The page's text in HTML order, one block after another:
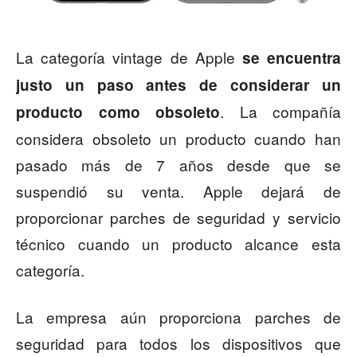
La categoría vintage de Apple se encuentra
justo un paso antes de considerar un
producto como obsoleto. La compañía
considera obsoleto un producto cuando han
pasado más de 7 años desde que se
suspendió su venta. Apple dejará de
proporcionar parches de seguridad y servicio
técnico cuando un producto alcance esta
categoría.
La empresa aún proporciona parches de
seguridad para todos los dispositivos que